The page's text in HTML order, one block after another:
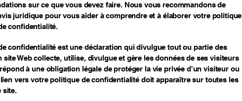
sur ce que vous devez faire. Nous vous recommandons de
juridique pour vous aider à comprendre et à élaborer votre politique
confidentialité.
confidentialité est une déclaration qui divulgue tout ou partie des
site Web collecte, utilise, divulgue et gère les données de ses visiteurs
à une obligation légale de protéger la vie privée d'un visiteur ou
vers votre politique de confidentialité doit apparaître sur toutes les
site.